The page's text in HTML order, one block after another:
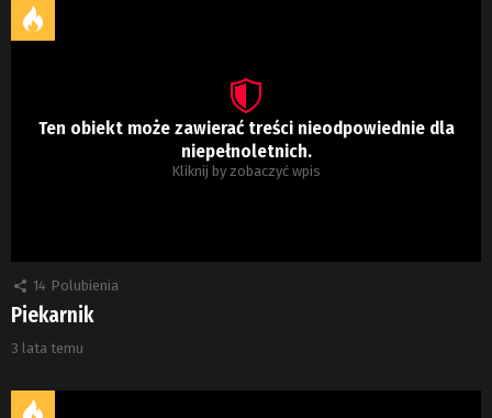
Ten obiekt może zawierać treści nieodpowiednie dla
niepełnoletnich.
Kliknij by zobaczyć wpis
14 Polubienia
Piekarnik
3 lata temu